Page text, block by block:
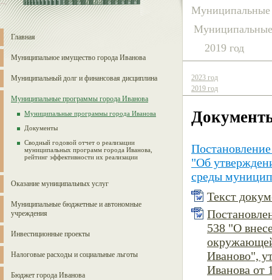
Главная
Муниципальное имущество города Иванова
Муниципальный долг и финансовая дисциплина
Муниципальные программы города Иванова
Муниципальные программы города Иванова
Документы
Сводный годовой отчет о реализации
муниципальных программ города Иванова,
рейтинг эффективности их реализации
Оказание муниципальных услуг
Муниципальные бюджетные и автономные
учреждения
Инвестиционные проекты
Налоговые расходы и социальные льготы
Бюджет города Иванова
Муниципальные
2019 год
2023 год
2019 год
"Об
среды
Текст
538 "О
Иваново",
Иванова от